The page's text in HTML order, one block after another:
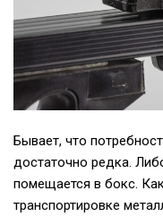
Бывает, что
достаточно редка.
помещается в бокс.
транспортировке